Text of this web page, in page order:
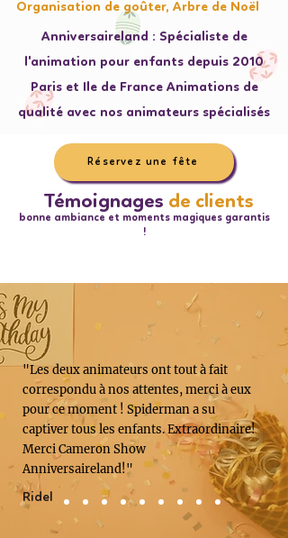
Organisation de goûter, Arbre de Noël
Anniversaireland : Spécialiste de
l'animation pour enfants depuis 2010
Paris et Ile de France Animations de
qualité avec nos animateurs spécialisés
Réservez une fête
bonne ambiance et moments magiques garantis
!
Témoignages de clients
"Les deux animateurs ont tout à fait
correspondu à nos attentes, merci à eux
pour ce moment ! Spiderman a su
captiver tous les enfants. Extraordinaire!
Merci Cameron Show
Anniversaireland!"
Ridel